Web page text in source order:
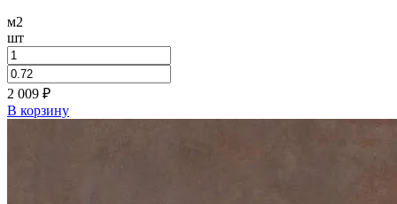
м2
шт
2 009 ₽
В корзину